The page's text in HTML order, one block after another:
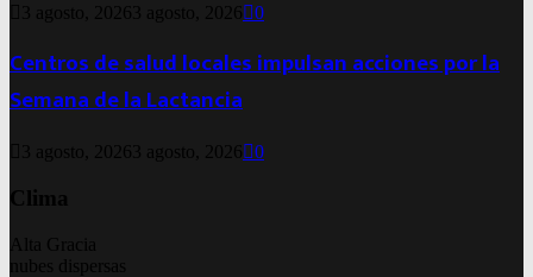
3 agosto, 2026 3 agosto, 2026 0
Centros de salud locales impulsan acciones por la
Semana de la Lactancia
3 agosto, 2026 3 agosto, 2026 0
Clima
Alta Gracia
nubes dispersas